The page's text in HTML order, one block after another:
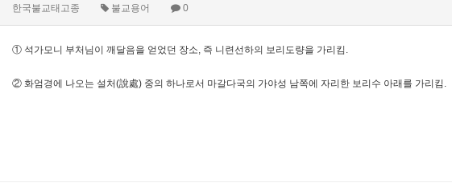
한국불교태고종 불교용어 0
① 석가모니 부처님이 깨달음을 얻었던 장소, 즉 니련선하의 보리도량을 가리킴.
② 화엄경에 나오는 설처(說處) 중의 하나로서 마갈다국의 가야성 남쪽에 자리한 보리수 아래를 가리킴.